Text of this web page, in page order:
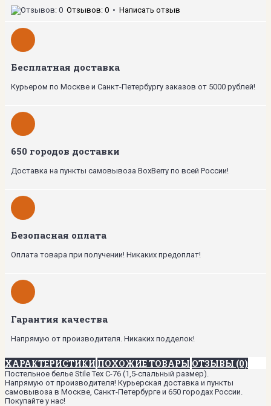
Отзывов: 0 • Написать отзыв
Бесплатная доставка
Курьером по Москве и Санкт-Петербургу заказов от 5000 рублей!
650 городов доставки
Доставка на пункты самовывоза BoxBerry по всей России!
Безопасная оплата
Оплата товара при получении! Никаких предоплат!
Гарантия качества
Напрямую от производителя. Никаких подделок!
ХАРАКТЕРИСТИКИ ПОХОЖИЕ ТОВАРЫ ОТЗЫВЫ (0)
Постельное белье Stile Tex C-76 (1,5-спальный размер).
Напрямую от производителя! Курьерская доставка и пункты
самовывоза в Москве, Санкт-Петербурге и 650 городах России.
Покупайте у нас!